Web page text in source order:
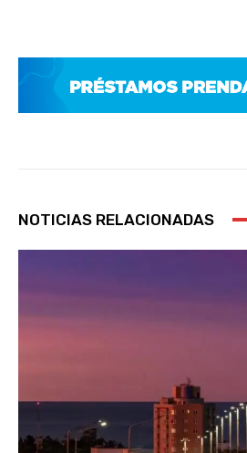
NOTICIAS RELACIONADAS